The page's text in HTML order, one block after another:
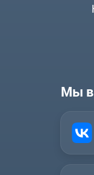
Мы в